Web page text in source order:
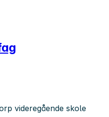
videregående skole